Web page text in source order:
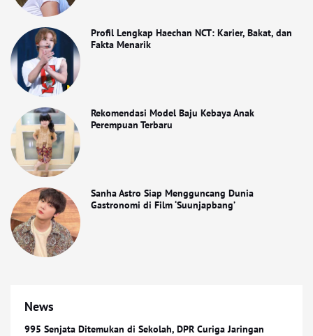
Profil Lengkap Haechan NCT: Karier, Bakat, dan
Fakta Menarik
Rekomendasi Model Baju Kebaya Anak
Perempuan Terbaru
Sanha Astro Siap Mengguncang Dunia
Gastronomi di Film ‘Suunjapbang’
News
995 Senjata Ditemukan di Sekolah, DPR Curiga Jaringan